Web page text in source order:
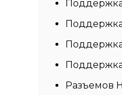
Поддержка
Поддержка
Поддержка
Поддержка
Разъемов